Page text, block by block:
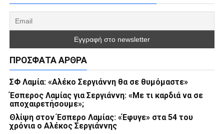
ΠΡΌΣΦΑΤΑ ΆΡΘΡΑ
ΣΦ Λαμία: «Αλέκο Σεργιάννη θα σε θυμόμαστε»
Έσπερος Λαμίας για Σεργιάννη: «Με τι καρδιά να σε
αποχαιρετήσουμε»;
Θλίψη στον Έσπερο Λαμίας: «Έφυγε» στα 54 του
χρόνια ο Αλέκος Σεργιάννης